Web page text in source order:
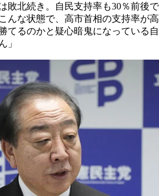
敗北続き。自民支持率も30％前後で
んな状態で、高市首相の支持率が高
てるのかと疑心暗鬼になっている自
」